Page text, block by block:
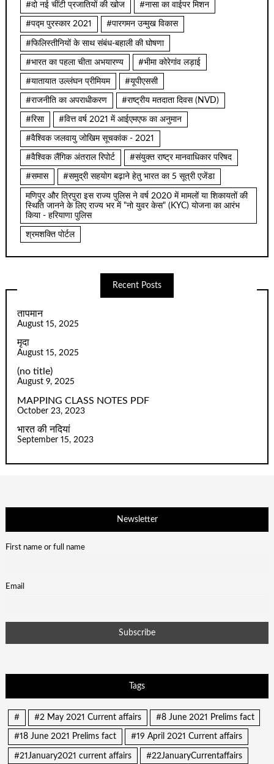
#दो नई चींटी प्रजातियों की खोज #नासा का वाईपर मिशन
#पद्म पुरस्कार 2021 #पारगमन उन्मुख विकास
#फिलिस्तीनियों के साथ संबंध-बहाली की घोषणा
#भारत का पहला चीता अभयारण्य #भीमा कोरेगांव लड़ाई
#यातायात उल्लंघन प्रीमियम #यूपीएससी
#राजनीति का अपराधीकरण #राष्ट्रीय मतदाता दिवस (NVD)
#रिसा #वित्त वर्ष 2021 में आईएमएफ का अनुमान
#वैश्विक जलवायु जोखिम सूचकांक - 2021
#वैश्विक लैंगिक अंतराल रिपोर्ट #संयुक्त राष्ट्र मानवाधिकार परिषद
#समास #समुद्री सहयोग बढ़ाने हेतु भारत का 5 सूत्री एजेंडा
मणिपुर और त्रिपुरा इस राज्य पुलिस ने वर्ष 2020 में मामलों या शिकायतों की
स्थिति जानने के लिए राज्य भर में "नो युवर केस" (KYC) योजना का आरंभ
किया - हरियाणा पुलिस
श्रमशक्ति पोर्टल
Recent Posts
तापमान
August 15, 2025
मृदा
August 15, 2025
(no title)
August 9, 2025
MAPPING CLASS NOTES PDF
October 23, 2023
भारत की नदियां
September 15, 2023
Newsletter
First name or full name
Email
Tags
# #2 May 2021 Current affairs #8 June 2021 Prelims fact
#18 June 2021 Prelims fact #19 April 2021 Current affairs
#21January2021 current affairs #22JanuaryCurrentaffairs